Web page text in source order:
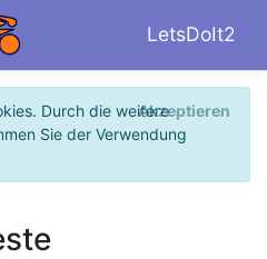
LetsDoIt2
Durch die weitere
Sie der Verwendung
Akzeptieren